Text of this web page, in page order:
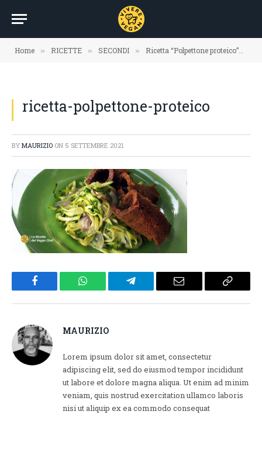
Home » RICETTE » SECONDI » Ricetta “Polpettone proteico”
ricetta-polpettone-proteico
BY MAURIZIO ON 5 SETTEMBRE 2021
Facebook WhatsApp Telegram Email
Copy
MAURIZIO
Lorem ipsum dolor sit amet, consectetur
adipiscing elit, sed do eiusmod tempor incididunt
ut labore et dolore magna aliqua. Ut enim ad minim
veniam, quis nostrud exercitation ullamco laboris
nisi ut aliquip ex ea commodo consequat